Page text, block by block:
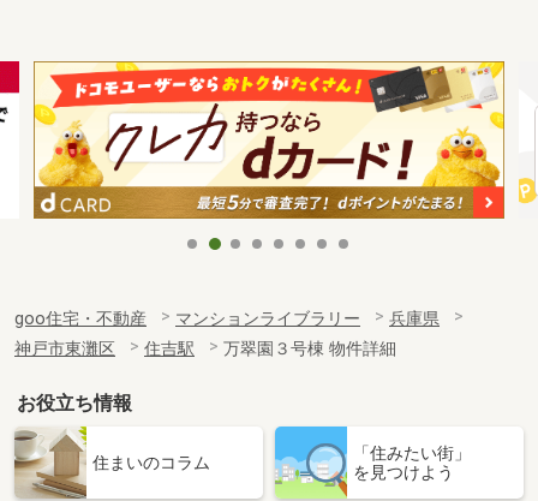
goo住宅・不動産 マンションライブラリー
兵庫県
神戸市東灘区
住吉駅 万翠園３号棟 物件詳細
お役立ち情報
住まいのコラム
「住みたい街」
を見つけよう